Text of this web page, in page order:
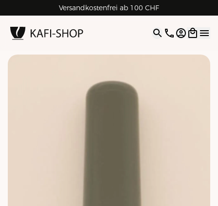
Versandkostenfrei ab 100 CHF
4.9| 5.0 Google
Open